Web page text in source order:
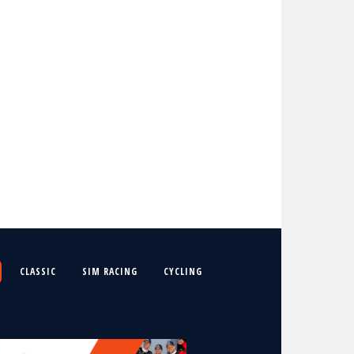
CLASSIC SIM RACING CYCLING